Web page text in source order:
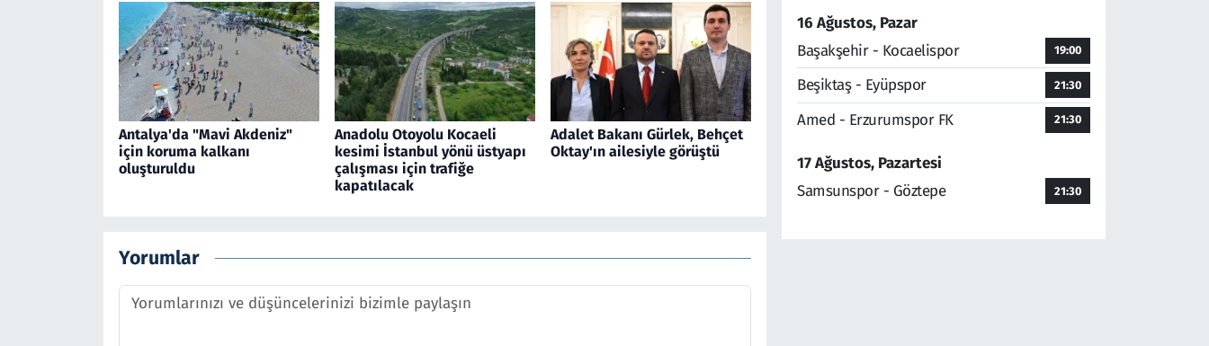
Antalya'da "Mavi Akdeniz"
için koruma kalkanı
oluşturuldu
Anadolu Otoyolu Kocaeli
kesimi İstanbul yönü üstyapı
çalışması için trafiğe
kapatılacak
Adalet Bakanı Gürlek, Behçet
Oktay'ın ailesiyle görüştü
Yorumlar
16 Ağustos, Pazar
Başakşehir - Kocaelispor
19:00
Beşiktaş - Eyüpspor 21:30
Amed - Erzurumspor FK 21:30
17 Ağustos, Pazartesi
Samsunspor - Göztepe
21:30